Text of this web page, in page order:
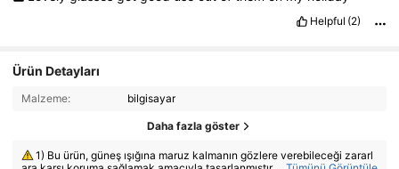
Helpful (2)
Ürün Detayları
Malzeme: bilgisayar
Daha fazla göster
1) Bu ürün, güneş ışığına maruz kalmanın gözlere verebileceği zararl